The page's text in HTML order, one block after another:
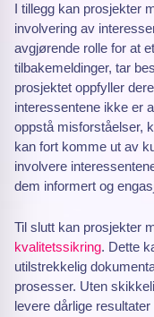
I tillegg kan prosjekter
involvering av
avgjørende rolle for at
tilbakemeldinger, tar
prosjektet oppfyller
interessentene ikke er
oppstå misforståelser,
kan fort komme ut av
involvere
dem informert og
Til slutt kan prosjekter
kvalitetssikring. Dette
utilstrekkelig
prosesser. Uten
levere dårlige